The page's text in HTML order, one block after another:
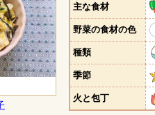
主な食材
野菜の食材の色
種類
季節
火と包丁